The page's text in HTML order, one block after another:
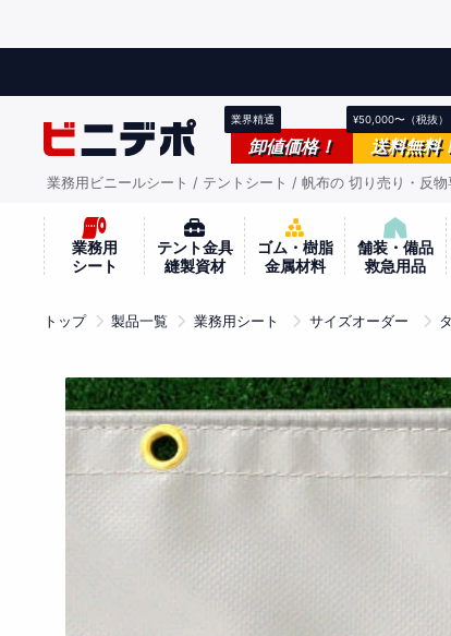
業界精通
卸値価格！
¥50,000〜 （税抜）
送料無料
業務用ビニールシート / テントシート / 帆布の 切り売り・反物
業務用
シート
テント金具
縫製資材
ゴム・樹脂
金属材料
舗装・備品
救急用品
トップ 製品一覧 業務用シート サイズオーダー
製
品
報